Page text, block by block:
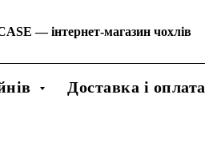
—інтернет-магазин чохлів
Доставка і оплата